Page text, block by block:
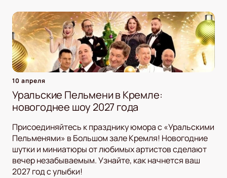
10 апреля
Уральские Пельмени в Кремле:
новогоднее шоу 2027 года
Присоединяйтесь к празднику юмора с «Уральскими
Пельменями» в Большом зале Кремля! Новогодние
шутки и миниатюры от любимых артистов сделают
вечер незабываемым. Узнайте, как начнется ваш
2027 год с улыбки!